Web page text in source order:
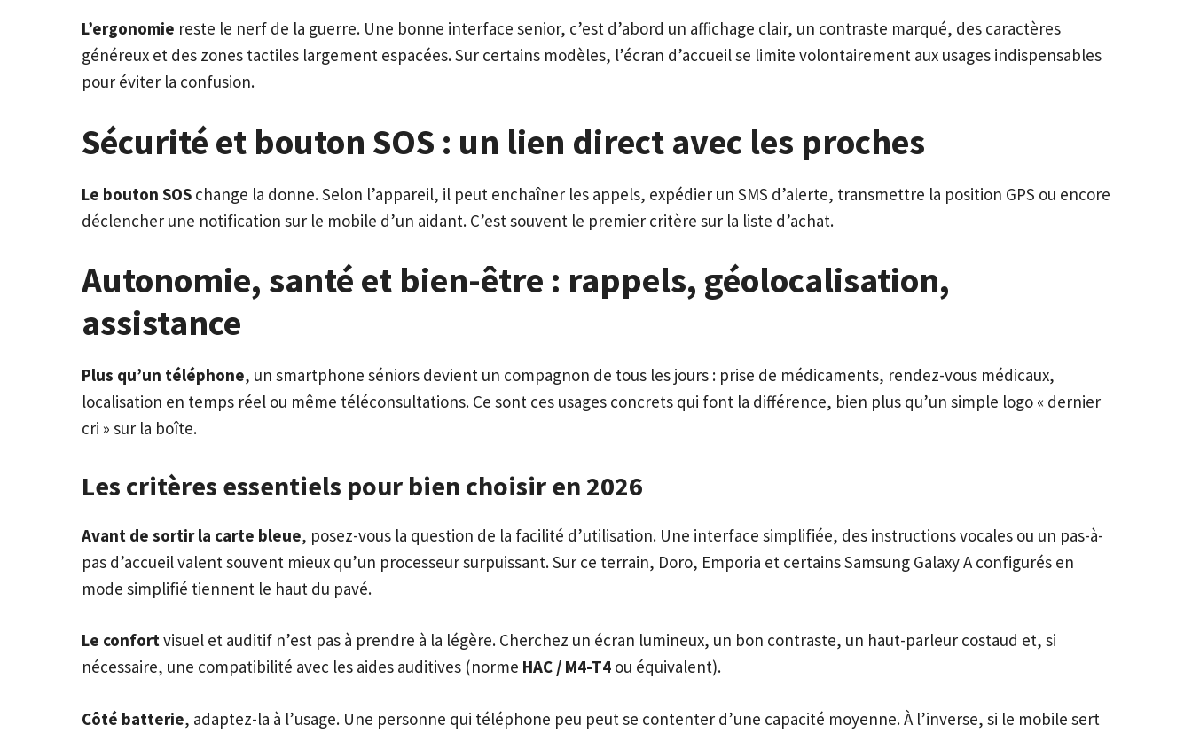
L’ergonomie reste le nerf de la guerre. Une bonne interface senior, c’est d’abord un affichage clair, un contraste marqué, des caractères
généreux et des zones tactiles largement espacées. Sur certains modèles, l’écran d’accueil se limite volontairement aux usages indispensables
pour éviter la confusion.
Sécurité et bouton SOS : un lien direct avec les proches
Le bouton SOS change la donne. Selon l’appareil, il peut enchaîner les appels, expédier un SMS d’alerte, transmettre la position GPS ou encore
déclencher une notification sur le mobile d’un aidant. C’est souvent le premier critère sur la liste d’achat.
Autonomie, santé et bien-être : rappels, géolocalisation,
assistance
Plus qu’un téléphone, un smartphone séniors devient un compagnon de tous les jours : prise de médicaments, rendez-vous médicaux,
localisation en temps réel ou même téléconsultations. Ce sont ces usages concrets qui font la différence, bien plus qu’un simple logo « dernier
cri » sur la boîte.
Les critères essentiels pour bien choisir en 2026
Avant de sortir la carte bleue, posez-vous la question de la facilité d’utilisation. Une interface simplifiée, des instructions vocales ou un pas-à-
pas d’accueil valent souvent mieux qu’un processeur surpuissant. Sur ce terrain, Doro, Emporia et certains Samsung Galaxy A configurés en
mode simplifié tiennent le haut du pavé.
Le confortvisuel et auditif n’est pas à prendre à la légère. Cherchez un écran lumineux, un bon contraste, un haut-parleur costaud et, si
nécessaire, une compatibilité avec les aides auditives (norme HAC / M4-T4 ou équivalent).
Côté batterie, adaptez-la à l’usage. Une personne qui téléphone peu peut se contenter d’une capacité moyenne. À l’inverse, si le mobile sert